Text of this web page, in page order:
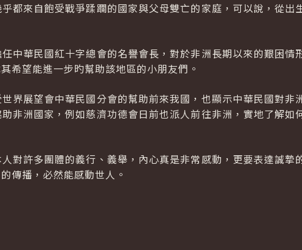
都來自飽受戰爭蹂躝的國家與父母雙亡的家庭，可以說，從出
中華民國紅十字總會的名譽會長，對於非洲長期以來的艱困情
希望能進一步旳幫助該地區的小朋友們。
界展望會中華民國分會的幫助前來我國，也顯示中華民國對非
非洲國家，例如慈濟功德會日前也派人前往非洲，實地了解如
對許多團體的義行、義舉，內心真是非常感動，更要表達誠摯
傳播，必然能感動世人。